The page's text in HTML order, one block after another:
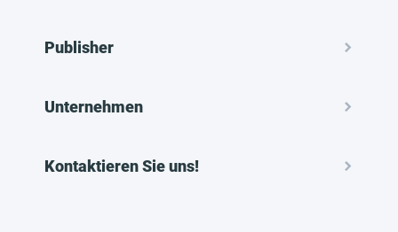
Publisher
Unternehmen
Kontaktieren Sie uns!